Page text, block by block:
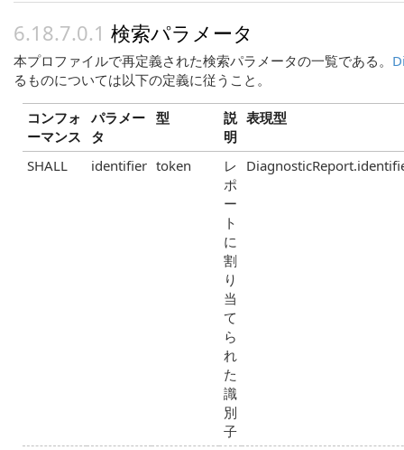
検索パラメータ
本プロファイルで再定義された検索パラメータの一覧である。
るものについては以下の定義に従うこと。
コンフォ
ーマンス
パラメー
タ
型
説
明
表現型
SHALL identifier token
レ
ポ
ー
ト
に
割
り
当
て
ら
れ
た
識
別
子